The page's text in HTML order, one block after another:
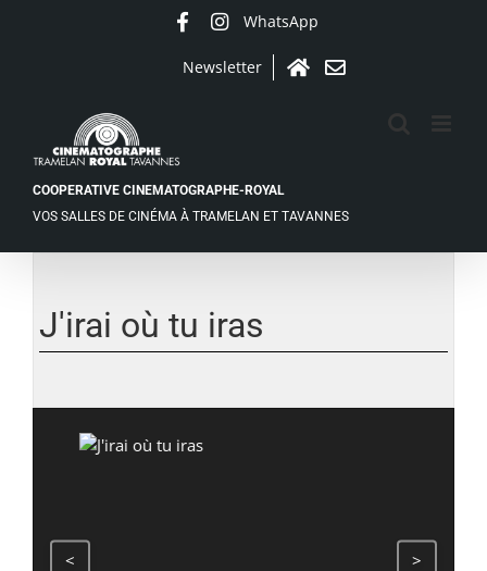
WhatsApp
Newsletter
AccueilContact
COOPERATIVE CINEMATOGRAPHE-ROYAL
VOS SALLES DE CINÉMA À TRAMELAN ET TAVANNES
J'irai où tu iras
< >